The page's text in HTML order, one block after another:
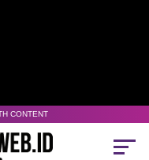
CONTENT